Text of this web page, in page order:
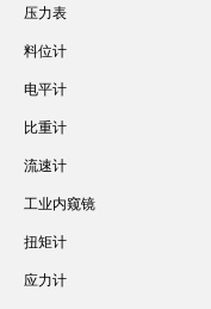
压力表
料位计
电平计
比重计
流速计
工业内窥镜
扭矩计
应力计